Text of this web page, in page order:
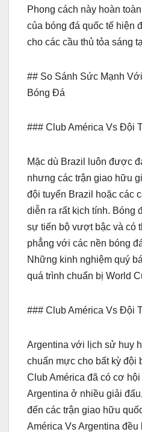
Phong cách này hoàn
của bóng đá quốc tế hiện
cho các cầu thủ tỏa sáng
## So Sánh Sức Mạnh
Bóng Đá
### Club América Vs Đội
Mặc dù Brazil luôn được
nhưng các trận giao hữu
đội tuyển Brazil hoặc các
diễn ra rất kịch tính. Bóng
sự tiến bộ vượt bậc và có
phẳng với các nền bóng
Những kinh nghiệm quý
quá trình chuẩn bị World
### Club América Vs Đội
Argentina với lịch sử huy
chuẩn mực cho bất kỳ đội
Club América đã có cơ
Argentina ở nhiều giải
đến các trận giao hữu
América Vs Argentina